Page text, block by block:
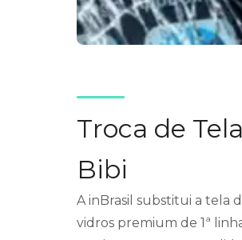
Troca de
Bibi
A inBrasil substitui a tela
vidros premium de 1ª